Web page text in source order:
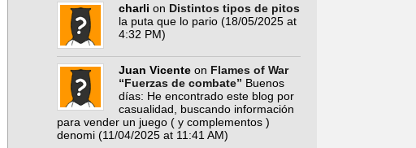
charli on Distintos tipos de pitos
la puta que lo pario (18/05/2025 at
4:32 PM)
Juan Vicente on Flames of War
“Fuerzas de combate” Buenos
días: He encontrado este blog por
casualidad, buscando información
para vender un juego ( y complementos )
denomi (11/04/2025 at 11:41 AM)